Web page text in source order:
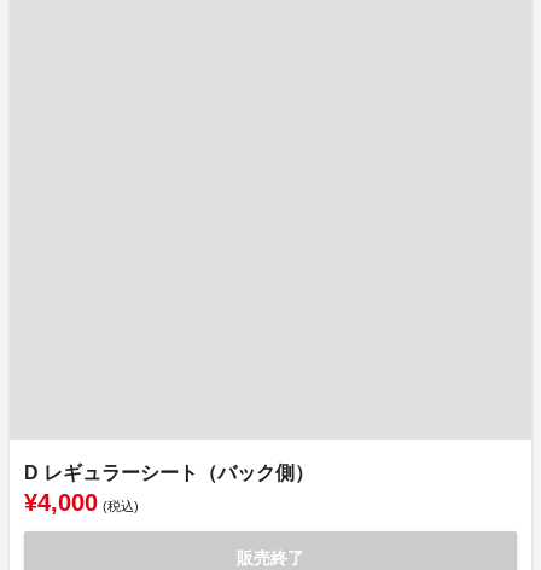
D レギュラーシート（バック側）
¥4,000 (税込)
販売終了